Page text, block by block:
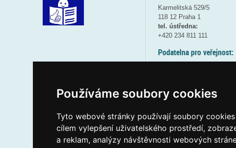
Používáme soubory cookies
Tyto webové stránky používají soubory
cílem vylepšení uživatelského prostředí,
a reklam, analýzy návštěvnosti webových
Karmelitská 529/5
118 12 Praha 1
tel. ústředna:
+420 234 811 111
Podatelna pro veřejnost:
(více informací
Elektronická podatelna:
posta@msmtgov cz